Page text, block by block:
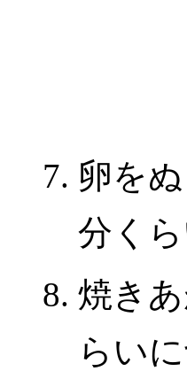
卵を
分く
焼きあ
らいに